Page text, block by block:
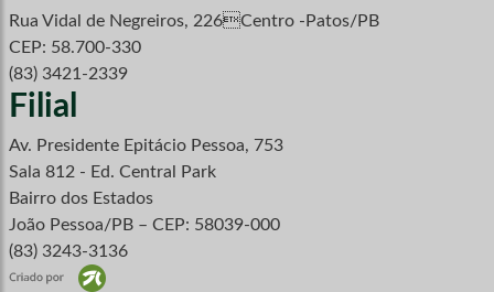
Rua Vidal de Negreiros, 226Centro -Patos/PB
CEP: 58.700-330
(83) 3421-2339
Filial
Av. Presidente Epitácio Pessoa, 753
Sala 812 - Ed. Central Park
Bairro dos Estados
João Pessoa/PB – CEP: 58039-000
(83) 3243-3136